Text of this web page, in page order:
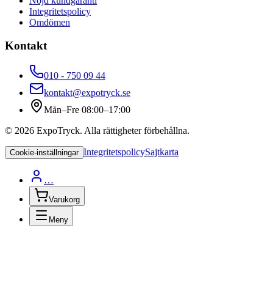
Integritetspolicy
Omdömen
Kontakt
010 - 750 09 44
kontakt@expotryck.se
Mån–Fre 08:00–17:00
© 2026 ExpoTryck. Alla rättigheter förbehållna.
Cookie-inställningar IntegritetspolicySajtkarta
…
Varukorg
Meny